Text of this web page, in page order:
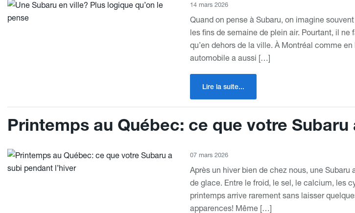
14 mars 2026
Quand on pense à Subaru, on imagine
les fins de semaine de plein air. Pourtant, il ne
qu’en dehors de la ville. À Montréal comme
automobile a aussi […]
Lire la suite...
Printemps au Québec: ce que votre Subaru
07 mars 2026
Après un hiver bien de chez nous, une
de glace. Entre le froid, le sel, le calcium, les
printemps arrive rarement sans laisser
apparences! Même […]